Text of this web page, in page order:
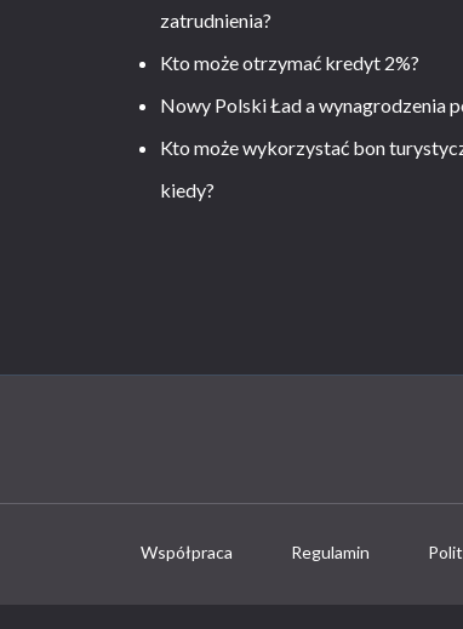
zatrudnienia?
Kto może otrzymać kredyt 2%?
Nowy Polski Ład a wynagrodzenia
Kto może wykorzystać bon
kiedy?
Współpraca Regulamin